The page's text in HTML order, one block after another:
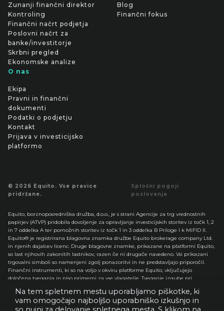
Zunanji finančni direktor
Kontroling
Finančni načrt podjetja
Poslovni načrt za
banke/investitorje
Skrbni pregled
Ekonomske analize
Blog
Finančni fokus
O nas
Ekipa
Pravni in finančni
dokumenti
Podatki o podjetju
Kontakt
Prijava v investicijsko
platformo
© 2026 Equito. Vse pravice
pridržane.
Splošni pogoji
poslovanja
Equito, borznoposredniška družba, d.o.o., je s strani Agencije za trg vrednostnih
papirjev (ATVP) pridobila dovoljenje za opravljanje investicijskih storitev iz točk 1, 2
in 7 oddelka A ter pomožnih storitev iz točk 1 in 3 oddelka B Priloge I k MiFID II.
Equito® je registrirana blagovna znamka družbe Equito brokerage company Ltd.
in njenih dajalcev licenc. Druge blagovne znamke, prikazane na platformi Equito,
so last njihovih zakonitih lastnikov, razen če ni drugače navedeno. Vsi prikazani
trgovalni simboli so namenjeni zgolj ponazoritvi in ne predstavljajo priporočil.
Finančni instrumenti, ki so na voljo v okviru platforme Equito, vključujejo
določena tveganja in niso primerni za vse vlagatelje. Tveganje izgube pri
tujimi delnicami, mezzanin instrumenti in drugimi finančnimi instrumenti je
lahko precejšnje.
Na tem spletnem mestu uporabljamo piškotke, ki
vam omogočajo najboljšo uporabniško izkušnjo in